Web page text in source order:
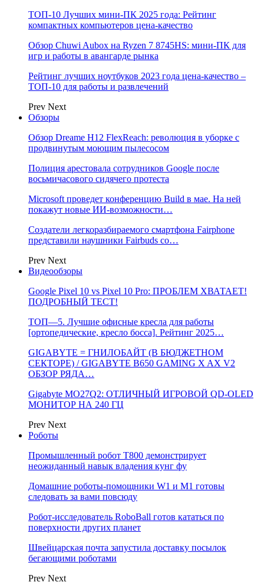
ТОП-10 Лучших мини-ПК 2025 года: Рейтинг
компактных компьютеров цена-качество
Обзор Chuwi Aubox на Ryzen 7 8745HS: мини-ПК для
игр и работы в авангарде рынка
Рейтинг лучших ноутбуков 2023 года цена-качество –
ТОП-10 для работы и развлечений
Prev Next
Обзоры
Обзор Dreame H12 FlexReach: революция в уборке с
продвинутым моющим пылесосом
Полиция арестовала сотрудников Google после
восьмичасового сидячего протеста
Microsoft проведет конференцию Build в мае. На ней
покажут новые ИИ-возможности…
Создатели легкоразбираемого смартфона Fairphone
представили наушники Fairbuds со…
Prev Next
Видеообзоры
Google Pixel 10 vs Pixel 10 Pro: ПРОБЛЕМ ХВАТАЕТ!
ПОДРОБНЫЙ ТЕСТ!
ТОП—5. Лучшие офисные кресла для работы
[ортопедические, кресло босса]. Рейтинг 2025…
GIGABYTE = ГНИЛОБАЙТ (В БЮДЖЕТНОМ
СЕКТОРЕ) / GIGABYTE B650 GAMING X AX V2
ОБЗОР РЯДА…
Gigabyte MO27Q2: ОТЛИЧНЫЙ ИГРОВОЙ QD-OLED
МОНИТОР НА 240 ГЦ
Prev Next
Роботы
Промышленный робот Т800 демонстрирует
неожиданный навык владения кунг фу
Домашние роботы-помощники W1 и M1 готовы
следовать за вами повсюду
Робот-исследователь RoboBall готов кататься по
поверхности других планет
Швейцарская почта запустила доставку посылок
бегающими роботами
Prev Next